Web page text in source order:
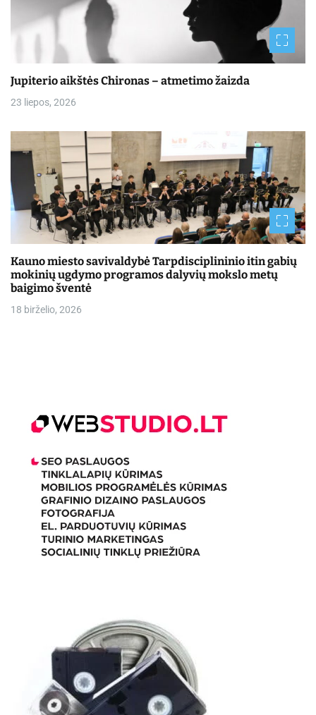
Jupiterio aikštės Chironas – atmetimo žaizda
23 liepos, 2026
Kauno miesto savivaldybė Tarpdisciplininio itin gabių
mokinių ugdymo programos dalyvių mokslo metų
baigimo šventė
18 birželio, 2026